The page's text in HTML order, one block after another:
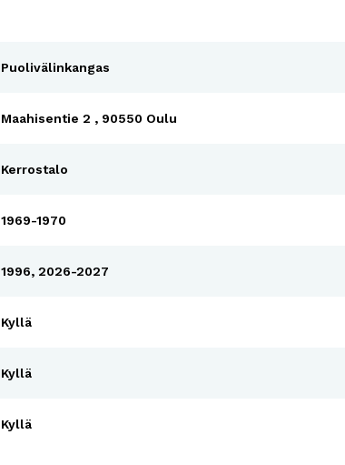
Puolivälinkangas
Maahisentie 2 , 90550 Oulu
Kerrostalo
1969-1970
1996, 2026-2027
Kyllä
Kyllä
Kyllä